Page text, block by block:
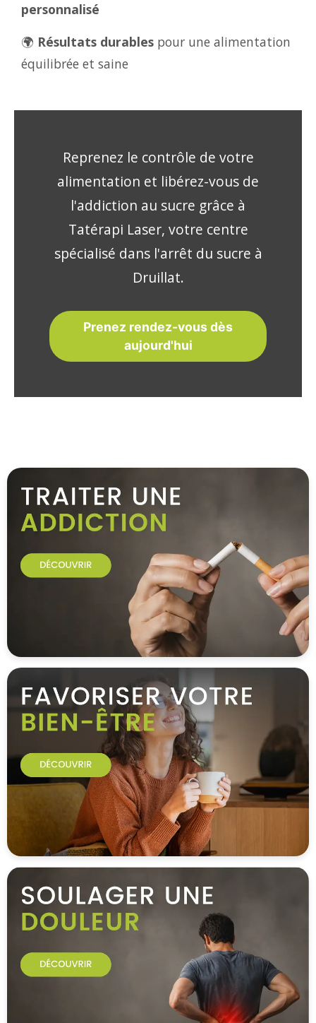
personnalisé
🌍 Résultats durables pour une alimentation
équilibrée et saine
Reprenez le contrôle de votre
alimentation et libérez-vous de
l'addiction au sucre grâce à
Tatérapi Laser, votre centre
spécialisé dans l'arrêt du sucre à
Druillat.
Prenez rendez-vous dès
aujourd'hui